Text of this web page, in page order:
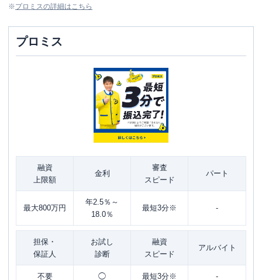
※プロミスの詳細はこちら
プロミス
融資
上限額
金利
審査
スピード
パート
最大800万円
年2.5％～
18.0％
最短3分※ -
担保・
保証人
お試し
診断
融資
スピード
アルバイト
不要 ◯ 最短3分※ -